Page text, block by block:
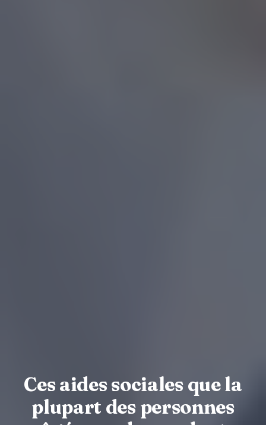
Ces aides sociales que la
plupart des personnes